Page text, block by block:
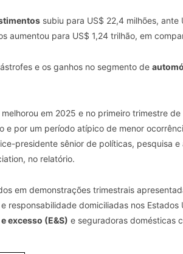
subiu para US$ 22,4 milhões,
aumentou para US$ 1,24 trilhão, em
e os ganhos no segmento de
melhorou em 2025 e no primeiro trimestre
e por um período atípico de menor
presidente sênior de políticas, pesquisa
no relatório.
em demonstrações trimestrais
responsabilidade domiciliadas nos
excesso (E&S) e seguradoras domésticas